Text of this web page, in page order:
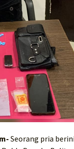
Seorang pria